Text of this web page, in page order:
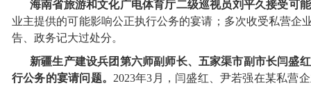
海南省旅游和文化广电体育厅二级巡视员刘平久接受可
业主提供的可能影响公正执行公务的宴请；多次收受私营
告、政务记大过处分。
新疆生产建设兵团第六师副师长、五家渠市副市长闫盛
行公务的宴请问题。 2023年3月，闫盛红、尹若强在某私营